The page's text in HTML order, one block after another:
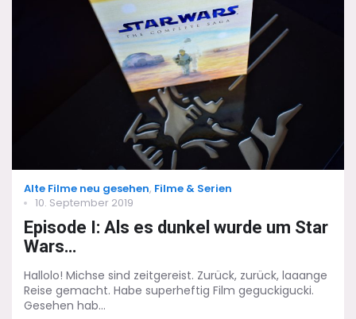
Categories
Alte Filme neu gesehen, Filme & Serien
Posted
on
10. September 2019
Episode I: Als es dunkel wurde um Star
Wars…
Hallolo! Michse sind zeitgereist. Zurück, zurück, laaange
Reise gemacht. Habe superheftig Film geguckigucki.
Gesehen hab...